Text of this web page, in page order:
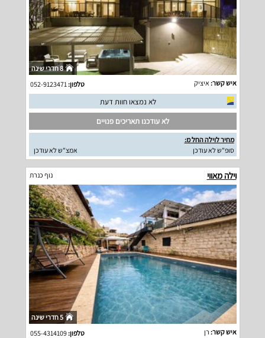
8 חדרי שינה
איש קשר: איציק טלפון:052-9123471
לא נמצאו חוות דעת
לא עודכנו תאריכים פנויים
מחיר לוילה החל מ:
סופ"ש לא עודכן
אמצ"ש לא עודכן
וילה מאווי נוף כנרת
5 חדרי שינה
איש קשר: רן טלפון:055-4314109